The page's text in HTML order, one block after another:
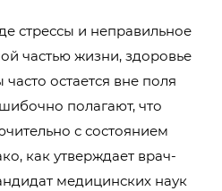
стрессы и неправильное
частью жизни, здоровье
остается вне поля
полагают, что
с состоянием
как утверждает врач-
медицинских наук